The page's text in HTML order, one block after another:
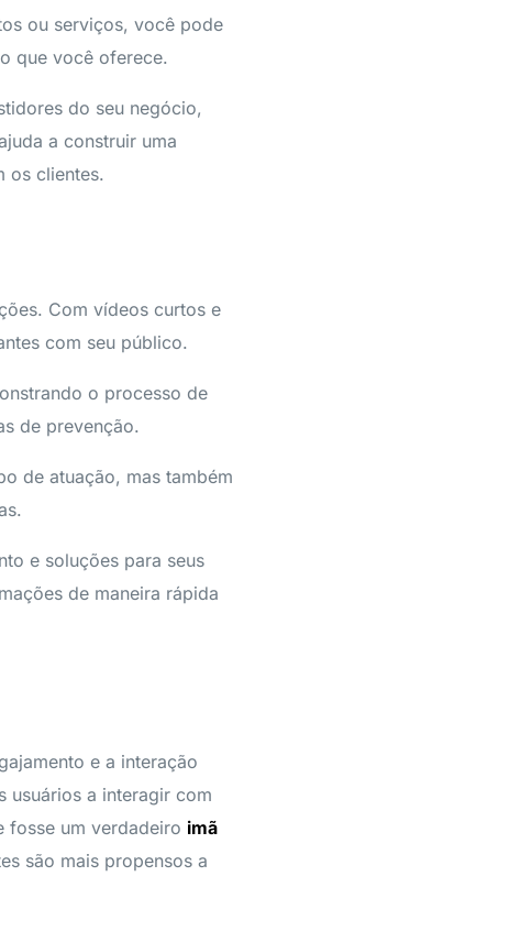
ou serviços, você pode
que você oferece.
do seu negócio,
a construir uma
os clientes.
Com vídeos curtos e
com seu público.
o processo de
de prevenção.
de atuação, mas também
e soluções para seus
de maneira rápida
e a interação
usuários a interagir com
fosse um verdadeiro imã
são mais propensos a